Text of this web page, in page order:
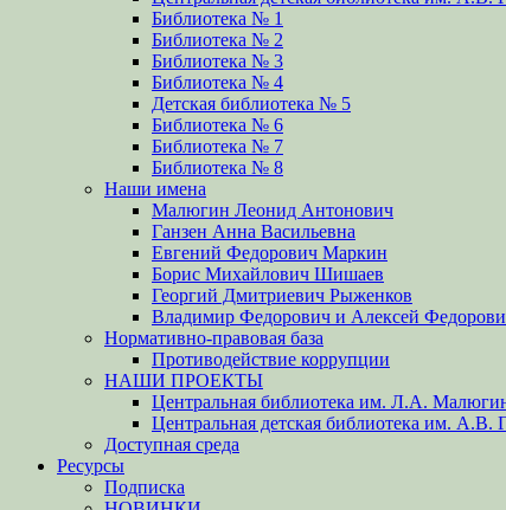
Библиотека № 1
Библиотека № 2
Библиотека № 3
Библиотека № 4
Детская библиотека № 5
Библиотека № 6
Библиотека № 7
Библиотека № 8
Наши имена
Малюгин Леонид Антонович
Ганзен Анна Васильевна
Евгений Федорович Маркин
Борис Михайлович Шишаев
Георгий Дмитриевич Рыженков
Владимир Федорович и Алексей
Нормативно-правовая база
Противодействие коррупции
НАШИ ПРОЕКТЫ
Центральная библиотека им. Л.А.
Центральная детская библиотека им. А.В.
Доступная среда
Ресурсы
Подписка